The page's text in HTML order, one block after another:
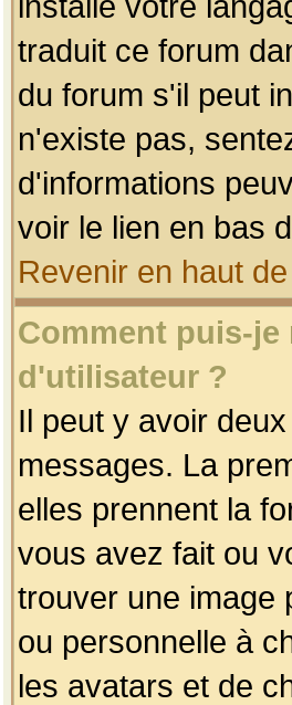
traduit ce forum
du forum s'il peut
n'existe pas,
d'informations
voir le lien en bas
Revenir en haut
Comment puis-
d'utilisateur ?
Il peut y avoir
messages. La
elles prennent la
vous avez fait ou
trouver une image
ou personnelle à
les avatars et de